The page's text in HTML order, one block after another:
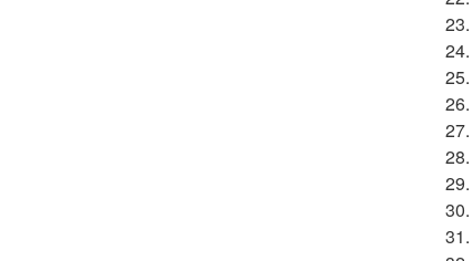
23.
24.
25.
26.
27.
28.
29.
30.
31.